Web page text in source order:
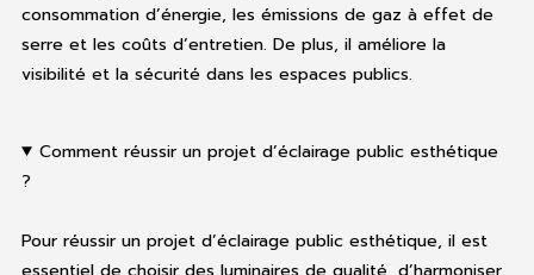
consommation d’énergie, les émissions de gaz à effet de
serre et les coûts d’entretien. De plus, il améliore la
visibilité et la sécurité dans les espaces publics.
Comment réussir un projet d’éclairage public esthétique
?
Pour réussir un projet d’éclairage public esthétique, il est